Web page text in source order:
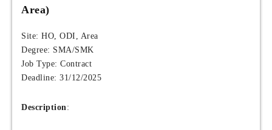
Area)
Site: HO, ODI, Area
Degree: SMA/SMK
Job Type: Contract
Deadline: 31/12/2025
Description: